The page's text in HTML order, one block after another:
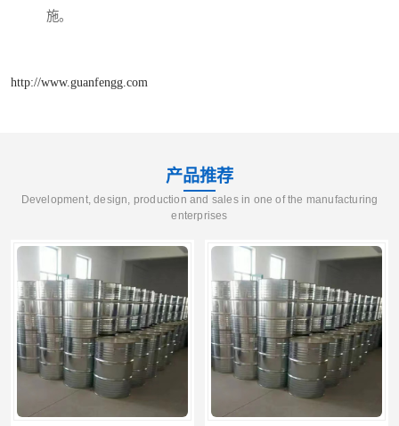
施。
http://www.guanfengg.com
产品推荐
Development, design, production and sales in one of the manufacturing
enterprises